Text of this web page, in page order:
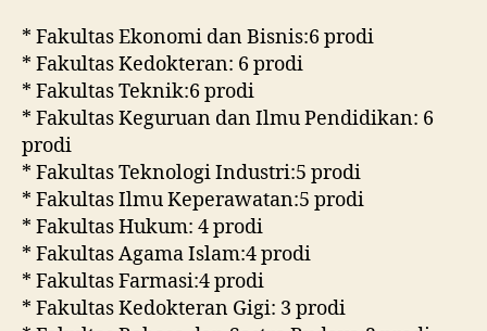
* Fakultas Ekonomi dan Bisnis:6 prodi
* Fakultas Kedokteran: 6 prodi
* Fakultas Teknik:6 prodi
* Fakultas Keguruan dan Ilmu Pendidikan: 6
prodi
* Fakultas Teknologi Industri:5 prodi
* Fakultas Ilmu Keperawatan:5 prodi
* Fakultas Hukum: 4 prodi
* Fakultas Agama Islam:4 prodi
* Fakultas Farmasi:4 prodi
* Fakultas Kedokteran Gigi: 3 prodi